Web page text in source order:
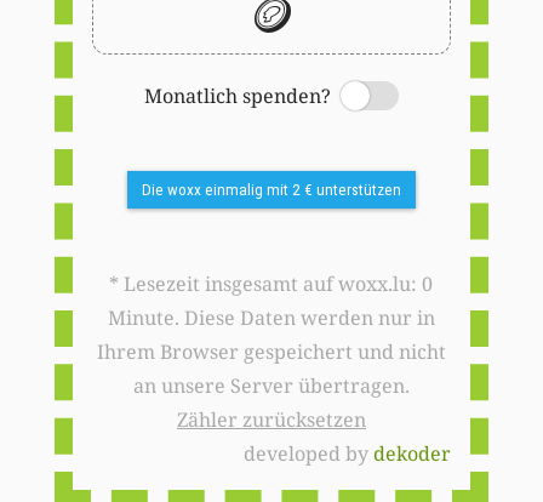
🪙
Monatlich spenden?
Switch
Die woxx einmalig mit 2 € unterstützen
* Lesezeit insgesamt auf woxx.lu: 0
Minute. Diese Daten werden nur in
Ihrem Browser gespeichert und nicht
an unsere Server übertragen.
Zähler zurücksetzen
developed bydekoder